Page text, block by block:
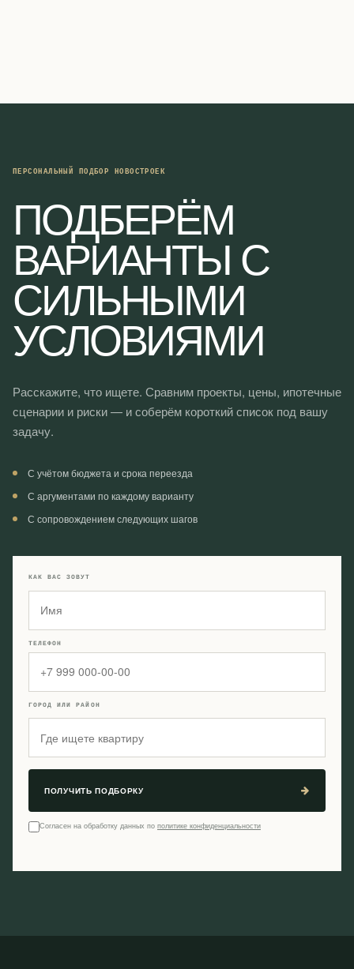
ПЕРСОНАЛЬНЫЙ ПОДБОР НОВОСТРОЕК
ПОДБЕРЁМ
ВАРИАНТЫ С
СИЛЬНЫМИ
УСЛОВИЯМИ
Расскажите, что ищете. Сравним проекты, цены, ипотечные
сценарии и риски — и соберём короткий список под вашу
задачу.
С учётом бюджета и срока переезда
С аргументами по каждому варианту
С сопровождением следующих шагов
КАК ВАС ЗОВУТ
ТЕЛЕФОН
ГОРОД ИЛИ РАЙОН
ПОЛУЧИТЬ ПОДБОРКУ
Согласен на обработку данных по политике конфиденциальности